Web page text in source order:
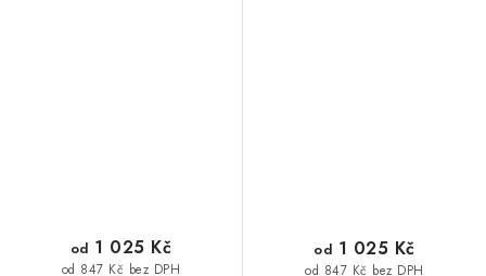
od 847 Kč bez DPH
od 1 025 Kč
od 847 Kč bez DPH
od 1 025 Kč